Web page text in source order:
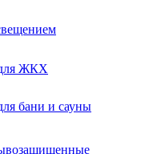
ЖКХ
бани и сауны